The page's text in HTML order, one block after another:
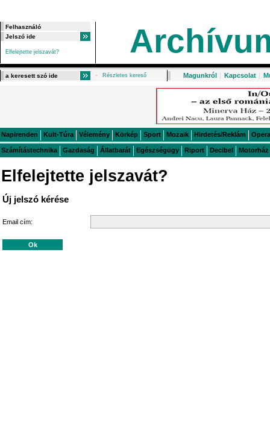
Elfelejtette jelszavát?
Részletes kereső Magunkról | Kapcsolat |
Napirenden Kult-Túra Vélemény Körkép Sport Mozaik Hirdetés/Reklám Opera
Számítástechnika Gazdaság Állatbarát Egészségügy Riport Decibel Motorház
Elfelejtette jelszavát?
Új jelszó kérése
Email cím: